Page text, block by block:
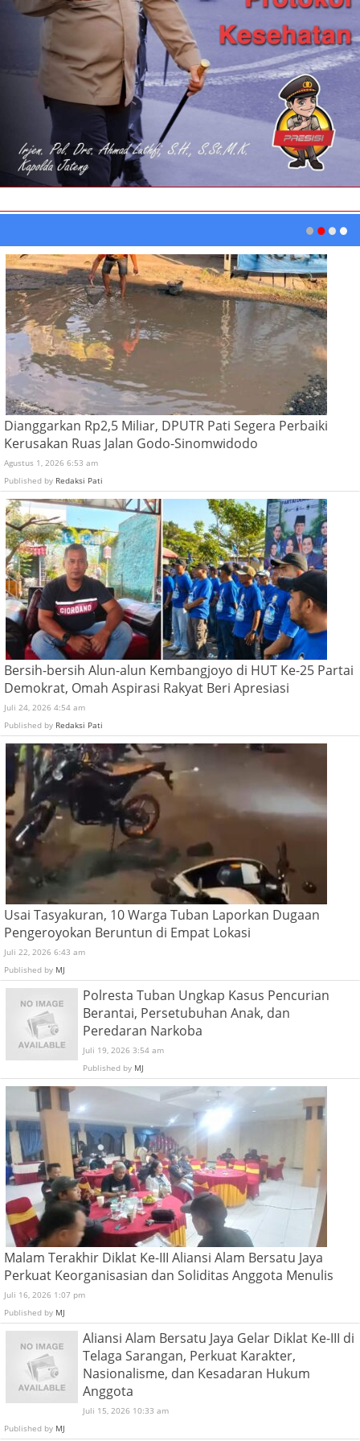
Dianggarkan Rp2,5 Miliar, DPUTR Pati Segera Perbaiki
Kerusakan Ruas Jalan Godo-Sinomwidodo
Agustus 1, 2026 6:53 am
Published by Redaksi Pati
Bersih-bersih Alun-alun Kembangjoyo di HUT Ke-25 Partai
Demokrat, Omah Aspirasi Rakyat Beri Apresiasi
Juli 24, 2026 4:54 am
Published by Redaksi Pati
Usai Tasyakuran, 10 Warga Tuban Laporkan Dugaan
Pengeroyokan Beruntun di Empat Lokasi
Juli 22, 2026 6:43 am
Published by MJ
Polresta Tuban Ungkap Kasus Pencurian
Berantai, Persetubuhan Anak, dan
Peredaran Narkoba
Juli 19, 2026 3:54 am
Published by MJ
Malam Terakhir Diklat Ke-III Aliansi Alam Bersatu Jaya
Perkuat Keorganisasian dan Soliditas Anggota Menulis
Juli 16, 2026 1:07 pm
Published by MJ
Aliansi Alam Bersatu Jaya Gelar Diklat Ke-III di
Telaga Sarangan, Perkuat Karakter,
Nasionalisme, dan Kesadaran Hukum
Anggota
Juli 15, 2026 10:33 am
Published by MJ